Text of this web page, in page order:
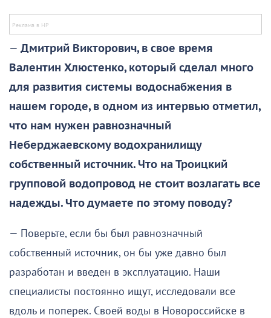
— Дмитрий Викторович, в свое время
Валентин Хлюстенко, который сделал много
для развития системы водоснабжения в
нашем городе, в одном из интервью отметил,
что нам нужен равнозначный
Неберджаевскому водохранилищу
собственный источник. Что на Троицкий
групповой водопровод не стоит возлагать все
надежды. Что думаете по этому поводу?
— Поверьте, если бы был равнозначный
собственный источник, он бы уже давно был
разработан и введен в эксплуатацию. Наши
специалисты постоянно ищут, исследовали все
вдоль и поперек. Своей воды в Новороссийске в